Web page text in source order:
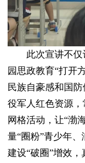
此次宣讲不仅让
园思政教育“打开
民族自豪感和国
役军人红色资源
网格活动，让“渤
量“圈粉”青少年
建设“破圈”增效，